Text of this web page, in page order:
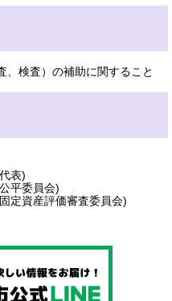
、検査）の補助に関すること
代表
公平委員会
固定資産評価審査委員会